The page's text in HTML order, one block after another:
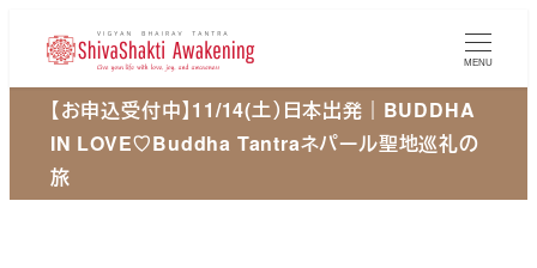
ン
MENU
【お申込受付中】11/14(土）日本出発｜BUDDHA
IN LOVE♡Buddha Tantraネパール聖地巡礼の
旅